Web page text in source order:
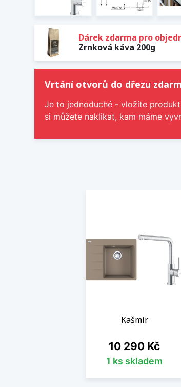
Dárek zdarma pro
Zrnková káva 200g
Vrtání otvorů do dřezu
Je to jednoduché - vložíte
si můžete naklikat, kam máme
Kašmír
Cena
10 290 Kč
1 ks skladem